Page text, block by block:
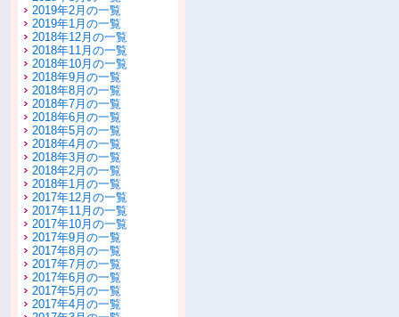
2019年2月の一覧
2019年1月の一覧
2018年12月の一覧
2018年11月の一覧
2018年10月の一覧
2018年9月の一覧
2018年8月の一覧
2018年7月の一覧
2018年6月の一覧
2018年5月の一覧
2018年4月の一覧
2018年3月の一覧
2018年2月の一覧
2018年1月の一覧
2017年12月の一覧
2017年11月の一覧
2017年10月の一覧
2017年9月の一覧
2017年8月の一覧
2017年7月の一覧
2017年6月の一覧
2017年5月の一覧
2017年4月の一覧